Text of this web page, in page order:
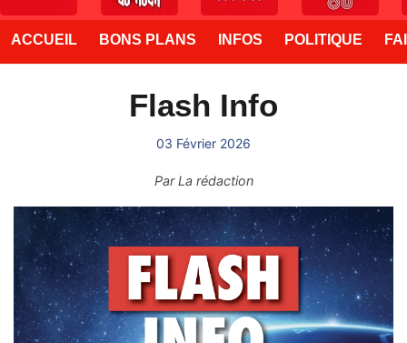
ACCUEIL BONS PLANS INFOS POLITIQUE
Flash Info
03 Février 2026
ParLa rédaction